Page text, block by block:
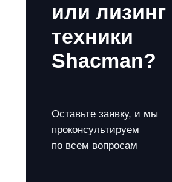
или лизинг
техники
Shacman?
Оставьте заявку, и мы
проконсультируем
по всем вопросам